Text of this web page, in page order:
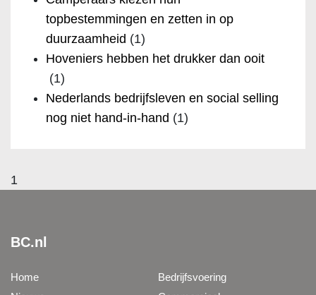
topbestemmingen en zetten in op
duurzaamheid (1)
Hoveniers hebben het drukker dan ooit
(1)
Nederlands bedrijfsleven en social selling
nog niet hand-in-hand (1)
1
BC.nl
Home
Bedrijfsvoering